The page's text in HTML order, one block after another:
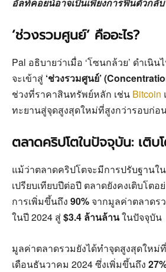
อัลท์คอยน์อาจเป็นเพียงการฟื้นตัวกลั
‘ช่วงรวมศูนย์’ คืออะไร?
Pal อธิบายว่าเมื่อ ‘โซนกล้วย’ ดำเนิ
จะเข้าสู่ ‘ช่วงรวมศูนย์’
ช่วงที่ราคาสินทรัพย์หลัก เช่น Bitcoin
ทะยานสู่จุดสูงสุดใหม่ที่สูงกว่ารอบก่อ
ตลาดคริปโตในปัจจุบัน: เติบ
แม้ว่าตลาดคริปโตจะมีการปรับฐานใ
เปรียบเทียบปีต่อปี ตลาดยังคงเติบโตอ
การเพิ่มขึ้นถึง 90% จากมูลค่าตลาดร
ในปี 2024 สู่$3.4 ล้านล้านในปัจจุบัน
มูลค่าตลาดรวมยังได้ทำจุดสูงสุดใหม่ที่
เดือนธันวาคม 2024 ซึ่งเพิ่มขึ้นถึง